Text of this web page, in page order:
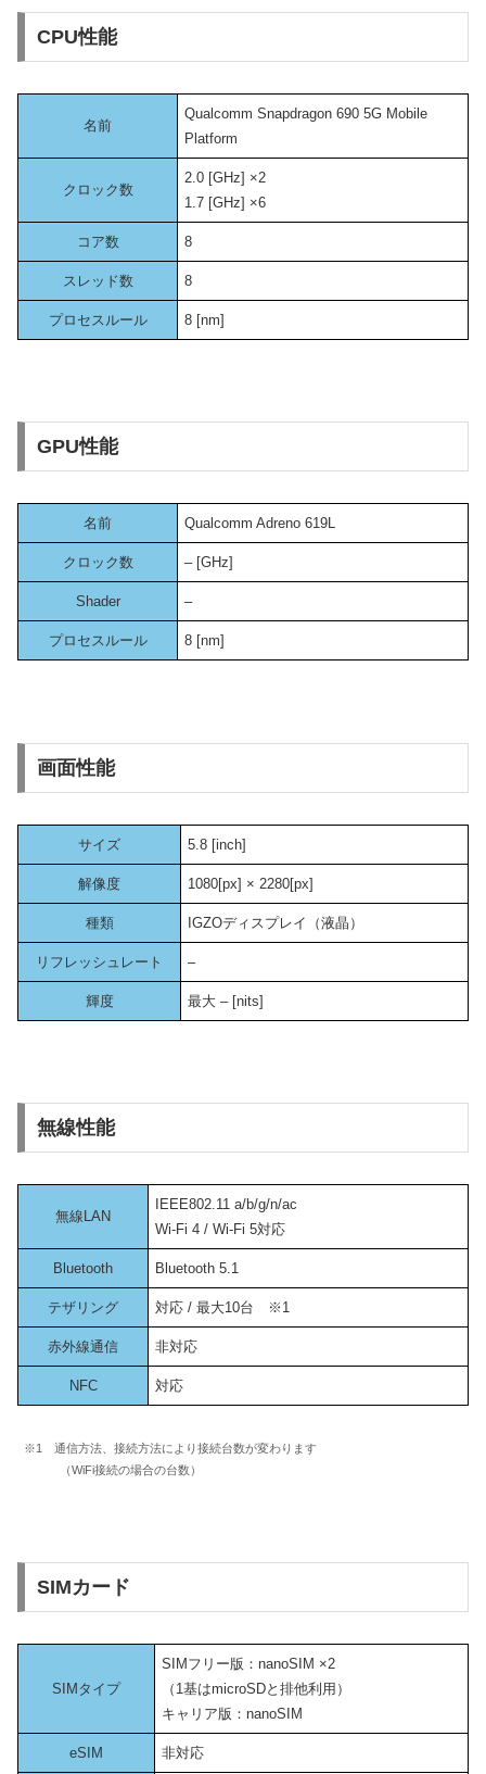
CPU性能
名前
Qualcomm Snapdragon 690 5G Mobile
Platform
クロック数
2.0 [GHz] ×2
1.7 [GHz] ×6
コア数 8
スレッド数 8
プロセスルール 8 [nm]
GPU性能
名前 Qualcomm Adreno 619L
クロック数 – [GHz]
Shader –
プロセスルール 8 [nm]
画面性能
サイズ 5.8 [inch]
解像度 1080[px] × 2280[px]
種類 IGZOディスプレイ（液晶）
リフレッシュレート –
輝度 最大 – [nits]
無線性能
無線LAN
IEEE802.11 a/b/g/n/ac
Wi-Fi 4 / Wi-Fi 5対応
Bluetooth Bluetooth 5.1
テザリング 対応 / 最大10台 ※1
赤外線通信 非対応
NFC 対応
※1 通信方法、接続方法により接続台数が変わります
（WiFi接続の場合の台数）
SIMカード
SIMタイプ
SIMフリー版：nanoSIM ×2
（1基はmicroSDと排他利用）
キャリア版：nanoSIM
eSIM 非対応